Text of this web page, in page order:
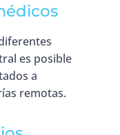
es posible
a
remotas.